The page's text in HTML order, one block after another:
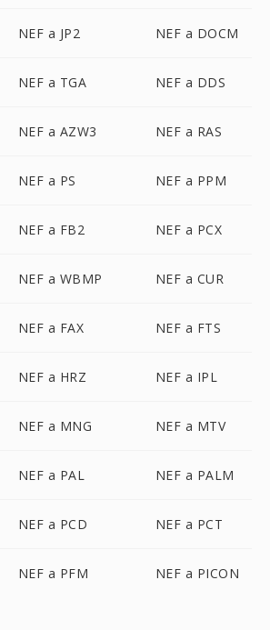
NEF a JP2 NEF a DOCM
NEF a TGA NEF a DDS
NEF a AZW3 NEF a RAS
NEF a PS NEF a PPM
NEF a FB2 NEF a PCX
NEF a WBMP NEF a CUR
NEF a FAX NEF a FTS
NEF a HRZ NEF a IPL
NEF a MNG NEF a MTV
NEF a PAL NEF a PALM
NEF a PCD NEF a PCT
NEF a PFM NEF a PICON